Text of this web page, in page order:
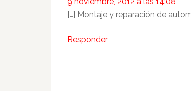
[…] Montaje y reparación de
Responder